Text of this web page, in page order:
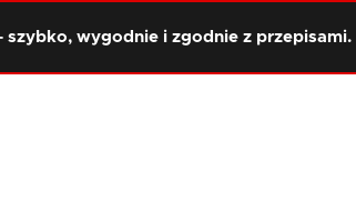
wygodnie i zgodnie z przepisami.